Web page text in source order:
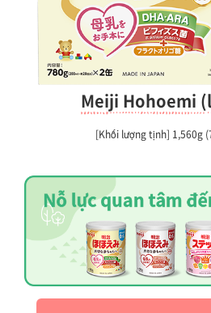
Meiji Hohoemi
[Khối lượng tịnh] 1,560g